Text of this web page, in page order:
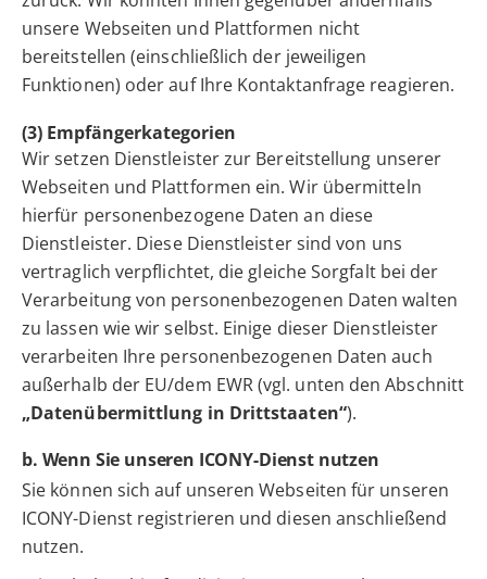
unsere Webseiten und Plattformen nicht
bereitstellen (einschließlich der jeweiligen
Funktionen) oder auf Ihre Kontaktanfrage reagieren.
(3) Empfängerkategorien
Wir setzen Dienstleister zur Bereitstellung unserer
Webseiten und Plattformen ein. Wir übermitteln
hierfür personenbezogene Daten an diese
Dienstleister. Diese Dienstleister sind von uns
vertraglich verpflichtet, die gleiche Sorgfalt bei der
Verarbeitung von personenbezogenen Daten walten
zu lassen wie wir selbst. Einige dieser Dienstleister
verarbeiten Ihre personenbezogenen Daten auch
außerhalb der EU/dem EWR (vgl. unten den Abschnitt
„Datenübermittlung in Drittstaaten“).
b. Wenn Sie unseren ICONY-Dienst nutzen
Sie können sich auf unseren Webseiten für unseren
ICONY-Dienst registrieren und diesen anschließend
nutzen.